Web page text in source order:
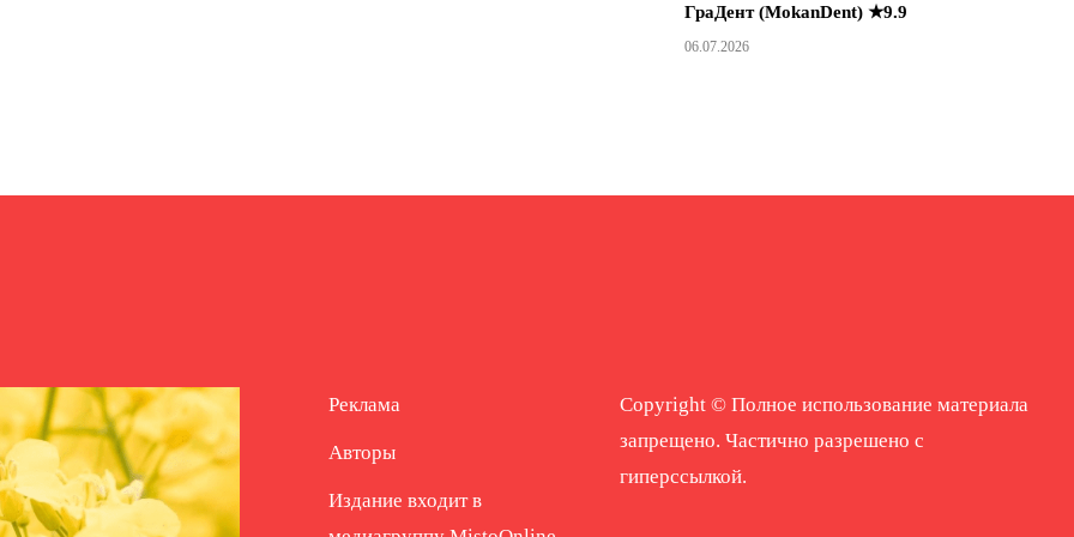
ГраДент (MokanDent) ★9.9
06.07.2026
Реклама
Авторы
Издание входит в
Copyright © Полное использование материала
запрещено. Частично разрешено с
гиперссылкой.